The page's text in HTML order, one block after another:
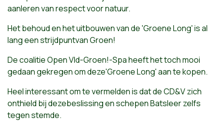
aanleren van respect voor natuur.
Het behoud en het uitbouwen van de 'Groene Long' is al
lang een strijdpuntvan Groen!
De coalitie Open Vld-Groen!-Spa heeft het toch mooi
gedaan gekregen om deze'Groene Long' aan te kopen.
Heel interessant om te vermelden is dat de CD&V zich
onthield bij dezebeslissing en schepen Batsleer zelfs
tegen stemde.